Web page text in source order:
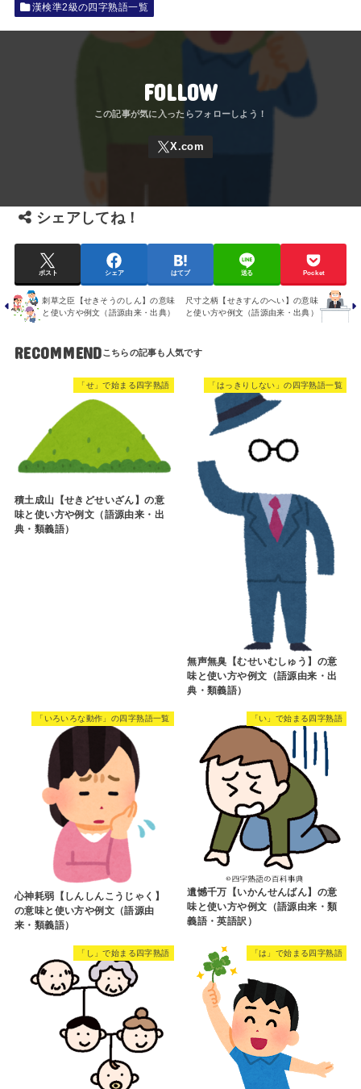
漢検準2級の四字熟語一覧
FOLLOW
シェアしてね！
ポスト シェア はてブ 送る Pocket
刺草之臣【せきそうのしん】の意味
と使い方や例文（語源由来・出典）
尺寸之柄【せきすんのへい】の意味
と使い方や例文（語源由来・出典）
RECOMMEND
「せ」で始まる四字熟語
積土成山【せきどせいざん】の意
味と使い方や例文（語源由来・出
典・類義語）
「はっきりしない」の四字熟語一覧
無声無臭【むせいむしゅう】の意
味と使い方や例文（語源由来・出
典・類義語）
「いろいろな動作」の四字熟語一覧
心神耗弱【しんしんこうじゃく】
の意味と使い方や例文（語源由
来・類義語）
「い」で始まる四字熟語
遺憾千万【いかんせんばん】の意
味と使い方や例文（語源由来・類
義語・英語訳）
「し」で始まる四字熟語 「は」で始まる四字熟語